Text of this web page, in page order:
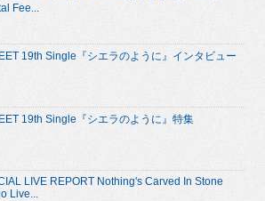
Fee...
19th Single『シエラのように』インタビュー
19th Single『シエラのように』特集
LIVE REPORT Nothing's Carved In Stone
Live...